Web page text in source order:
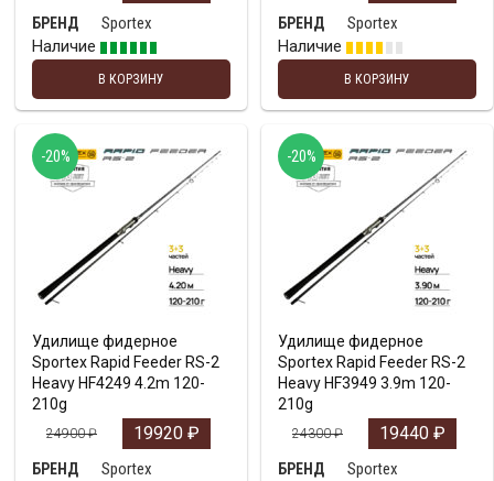
БРЕНД
Sportex
Наличие
В КОРЗИНУ
БРЕНД
Sportex
Наличие
В КОРЗИНУ
Удилище фидерное
Sportex Rapid Feeder RS-2
Heavy HF4249 4.2m 120-
210g
24900₽ 19920 ₽
БРЕНД
Sportex
-20%
Удилище фидерное
Sportex Rapid Feeder RS-2
Heavy HF3949 3.9m 120-
210g
24300₽ 19440 ₽
БРЕНД
Sportex
-20%